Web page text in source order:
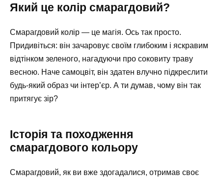
Який це колір смарагдовий?
Смарагдовий колір — це магія. Ось так просто.
Придивіться: він зачаровує своїм глибоким і яскравим
відтінком зеленого, нагадуючи про соковиту траву
весною. Наче самоцвіт, він здатен влучно підкреслити
будь-який образ чи інтер’єр. А ти думав, чому він так
притягує зір?
Історія та походження
смарагдового кольору
Смарагдовий, як ви вже здогадалися, отримав своє